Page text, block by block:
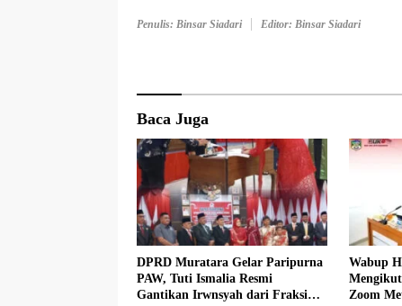
Penulis: Binsar Siadari Editor: Binsar Siadari
Baca Juga
DPRD Muratara Gelar Paripurna
PAW, Tuti Ismalia Resmi
Gantikan Irwnsyah dari Fraksi
Wabup
Zoom